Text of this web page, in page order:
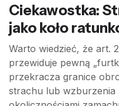
Ciekawostka:
jako koło
Warto wiedzieć, że art.
przewiduje pewną
przekracza granice
strachu lub wzburzenia